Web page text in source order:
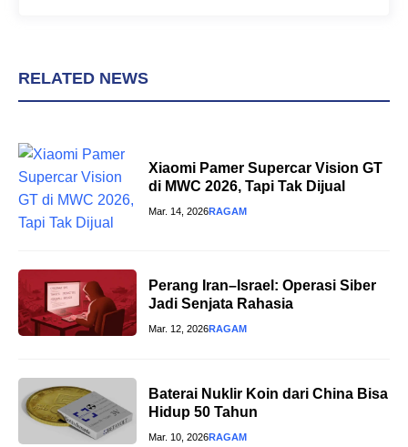
RELATED NEWS
Xiaomi Pamer Supercar Vision GT
di MWC 2026, Tapi Tak Dijual
Mar. 14, 2026RAGAM
Perang Iran–Israel: Operasi Siber
Jadi Senjata Rahasia
Mar. 12, 2026RAGAM
Baterai Nuklir Koin dari China Bisa
Hidup 50 Tahun
Mar. 10, 2026RAGAM